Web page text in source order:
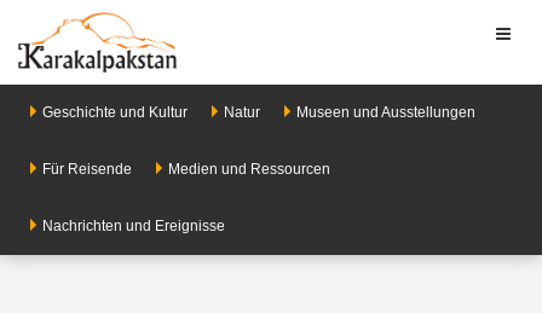
Geschichte und Kultur Natur Museen und Ausstellungen
Für Reisende Medien und Ressourcen
Nachrichten und Ereignisse